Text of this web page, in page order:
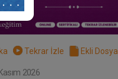
Tekrar İzle Ekli Dosya
2026